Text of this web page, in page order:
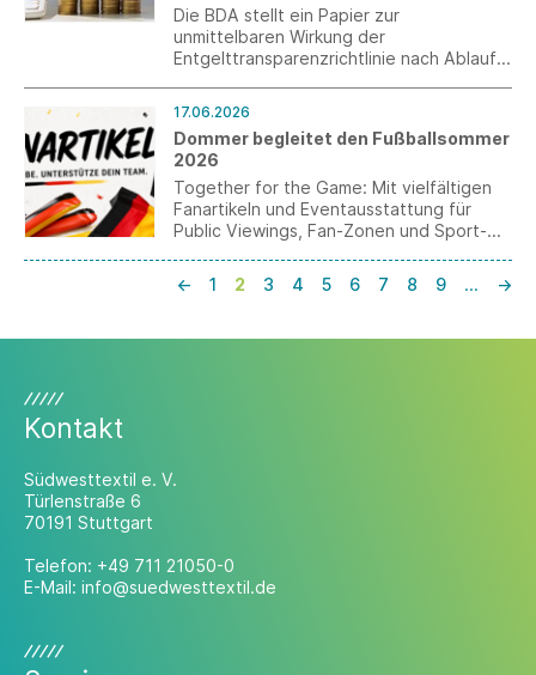
Die BDA stellt ein Papier zur
unmittelbaren Wirkung der
Entgelttransparenzrichtlinie nach Ablauf
17.06.2026
Dommer begleitet den Fußballsommer
2026
Together for the Game: Mit vielfältigen
Fanartikeln und Eventausstattung für
Public Viewings, Fan-Zonen und Sport-
Kulisse für die Fußballweltmeisterschaft
2026.
← 1 2 3 4 5 6 7 8 9 … →
Kontakt
Südwesttextil e. V.
Türlenstraße 6
70191 Stuttgart
Telefon: +49 711 21050-0
E-Mail: info@suedwesttextil.de